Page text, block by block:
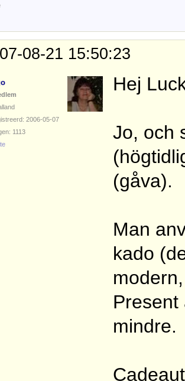
08-21 15:50:23
2006-05-07
1113
Hej
Jo, och
(gåva).
Man
kado
Present
mindre.